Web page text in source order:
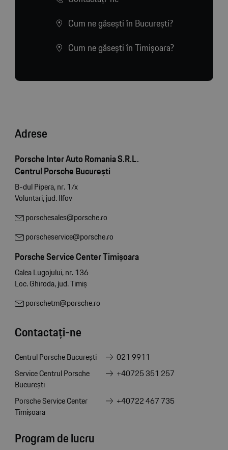
Cum ne găsești în București?
Cum ne găsești în Timișoara?
Adrese
Porsche Inter Auto Romania S.R.L.
Centrul Porsche București
B-dul Pipera, nr. 1/x
Voluntari, jud. Ilfov
porschesales@porsche.ro
porscheservice@porsche.ro
Porsche Service Center Timișoara
Calea Lugojului, nr. 136
Loc. Ghiroda, jud. Timiș
porschetm@porsche.ro
Contactați-ne
Centrul Porsche București
021 9911
Service Centrul Porsche
București
+40725 351 257
Porsche Service Center
Timișoara
+40722 467 735
Program de lucru